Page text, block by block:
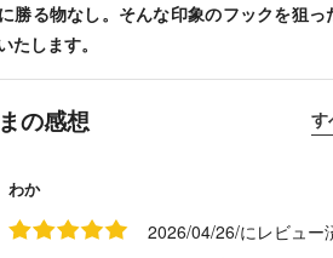
勝る物なし。そんな印象のフックを狙っ
たします。
の感想 す
わか
2026/04/26/にレビュー